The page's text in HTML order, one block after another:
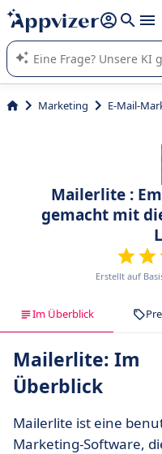
beantworten (mehrere Zeilen
Die KI von Appvizer führt Sie
von SaaS-Software in
Marketing E-Mail-
Mailerlite :
gemacht mit
Erstellt auf
Im Überblick
Mailerlite: Im
Überblick
Mailerlite ist eine
Marketing-Software,